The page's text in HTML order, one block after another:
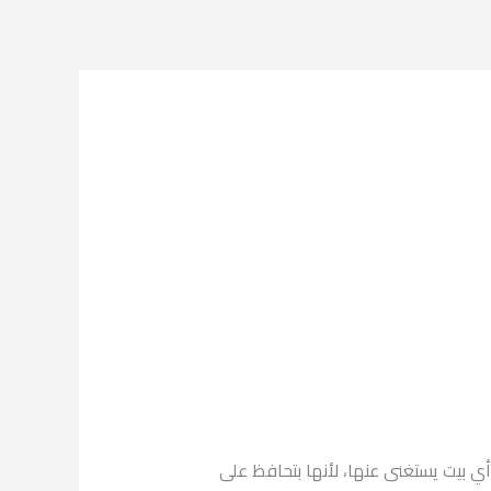
اللي مينفعش أي بيت يستغنى عنها، لأنها بتحافظ على